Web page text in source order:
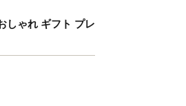
しゃれ ギフト プレ